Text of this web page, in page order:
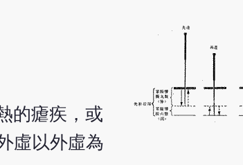
的瘧疾，或
虛以外虛為